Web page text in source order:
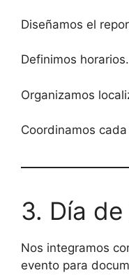
Diseñamos el
Definimos horarios.
Organizamos
Coordinamos
3. Día
Nos integramos
evento para